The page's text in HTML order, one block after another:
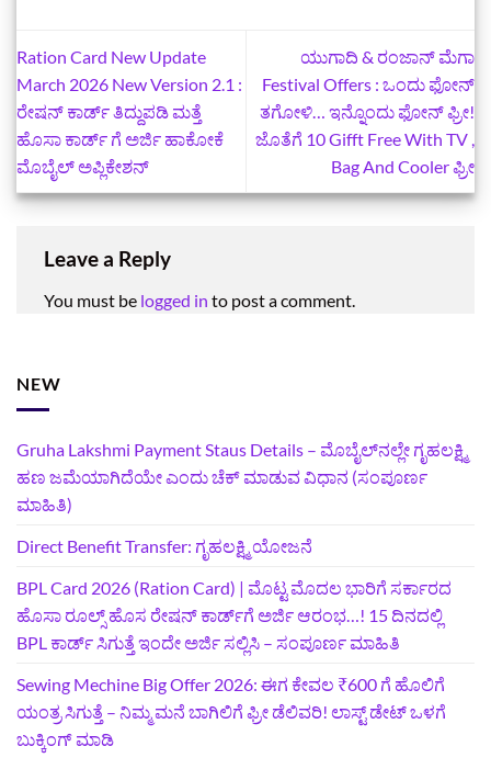
Ration Card‌ New Update
March 2026 New Version 2.1 :
ರೇಷನ್ ಕಾರ್ಡ್ ತಿದ್ದುಪಡಿ ಮತ್ತೆ
ಹೊಸಾ ಕಾರ್ಡ್‌ ಗೆ ಅರ್ಜಿ ಹಾಕೋಕೆ
ಮೊಬೈಲ್‌ ಅಪ್ಲಿಕೇಶನ್
ಯುಗಾದಿ & ರಂಜಾನ್ ಮೆಗಾ
Festival Offers : ಒಂದು ಫೋನ್
ತಗೋಳಿ… ಇನ್ನೊಂದು ಫೋನ್ ಫ್ರೀ!
ಜೊತೆಗೆ 10 Gifft Free With TV ,
Bag And Cooler ಫ್ರೀ
Leave a Reply
You must be logged in to post a comment.
NEW
Gruha Lakshmi Payment Staus Details – ಮೊಬೈಲ್‌ನಲ್ಲೇ ಗೃಹಲಕ್ಷ್ಮಿ
ಹಣ ಜಮೆಯಾಗಿದೆಯೇ ಎಂದು ಚೆಕ್ ಮಾಡುವ ವಿಧಾನ (ಸಂಪೂರ್ಣ
ಮಾಹಿತಿ)
Direct Benefit Transfer: ಗೃಹಲಕ್ಷ್ಮಿ ಯೋಜನೆ
BPL Card 2026 (Ration Card) | ಮೊಟ್ಟ ಮೊದಲ ಭಾರಿಗೆ ಸರ್ಕಾರದ
ಹೊಸಾ ರೂಲ್ಸ್ ಹೊಸ ರೇಷನ್ ಕಾರ್ಡ್‌ಗೆ ಅರ್ಜಿ ಆರಂಭ…! 15 ದಿನದಲ್ಲಿ
BPL ಕಾರ್ಡ್ ಸಿಗುತ್ತೆ ಇಂದೇ ಅರ್ಜಿ ಸಲ್ಲಿಸಿ – ಸಂಪೂರ್ಣ ಮಾಹಿತಿ
Sewing Mechine Big Offer 2026: ಈಗ ಕೇವಲ ₹600 ಗೆ ಹೊಲಿಗೆ
ಯಂತ್ರ ಸಿಗುತ್ತೆ – ನಿಮ್ಮ ಮನೆ ಬಾಗಿಲಿಗೆ‍ ಫ್ರೀ ಡೆಲಿವರಿ! ಲಾಸ್ಟ್‌ ಡೇಟ್‌ ಒಳಗೆ
ಬುಕ್ಕಿಂಗ್‌ ಮಾಡಿ